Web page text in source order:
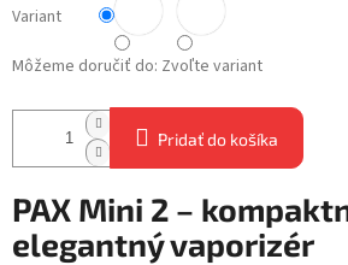
Variant
Môžeme doručiť do: Zvoľte variant
Pridať do košíka
PAX Mini 2 –
elegantný vaporizér